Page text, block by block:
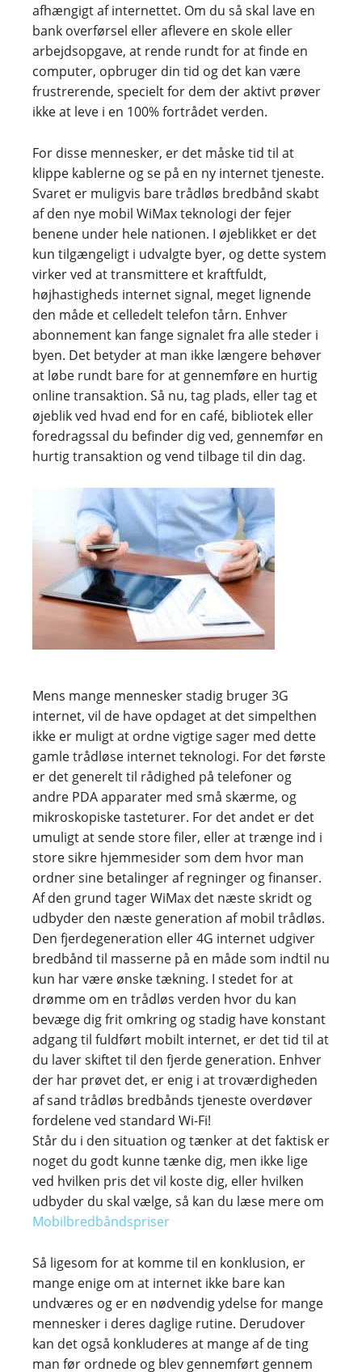
afhængigt af internettet. Om du så skal lave en
bank overførsel eller aflevere en skole eller
arbejdsopgave, at rende rundt for at finde en
computer, opbruger din tid og det kan være
frustrerende, specielt for dem der aktivt prøver
ikke at leve i en 100% fortrådet verden.
For disse mennesker, er det måske tid til at
klippe kablerne og se på en ny internet tjeneste.
Svaret er muligvis bare trådløs bredbånd skabt
af den nye mobil WiMax teknologi der fejer
benene under hele nationen. I øjeblikket er det
kun tilgængeligt i udvalgte byer, og dette system
virker ved at transmittere et kraftfuldt,
højhastigheds internet signal, meget lignende
den måde et celledelt telefon tårn. Enhver
abonnement kan fange signalet fra alle steder i
byen. Det betyder at man ikke længere behøver
at løbe rundt bare for at gennemføre en hurtig
online transaktion. Så nu, tag plads, eller tag et
øjeblik ved hvad end for en café, bibliotek eller
foredragssal du befinder dig ved, gennemfør en
hurtig transaktion og vend tilbage til din dag.
Mens mange mennesker stadig bruger 3G
internet, vil de have opdaget at det simpelthen
ikke er muligt at ordne vigtige sager med dette
gamle trådløse internet teknologi. For det første
er det generelt til rådighed på telefoner og
andre PDA apparater med små skærme, og
mikroskopiske tasteturer. For det andet er det
umuligt at sende store filer, eller at trænge ind i
store sikre hjemmesider som dem hvor man
ordner sine betalinger af regninger og finanser.
Af den grund tager WiMax det næste skridt og
udbyder den næste generation af mobil trådløs.
Den fjerdegeneration eller 4G internet udgiver
bredbånd til masserne på en måde som indtil nu
kun har være ønske tækning. I stedet for at
drømme om en trådløs verden hvor du kan
bevæge dig frit omkring og stadig have konstant
adgang til fuldført mobilt internet, er det tid til at
du laver skiftet til den fjerde generation. Enhver
der har prøvet det, er enig i at troværdigheden
af sand trådløs bredbånds tjeneste overdøver
fordelene ved standard Wi-Fi!
Står du i den situation og tænker at det faktisk er
noget du godt kunne tænke dig, men ikke lige
ved hvilken pris det vil koste dig, eller hvilken
udbyder du skal vælge, så kan du læse mere om
Mobilbredbåndspriser
Så ligesom for at komme til en konklusion, er
mange enige om at internet ikke bare kan
undværes og er en nødvendig ydelse for mange
mennesker i deres daglige rutine. Derudover
kan det også konkluderes at mange af de ting
man før ordnede og blev gennemført gennem